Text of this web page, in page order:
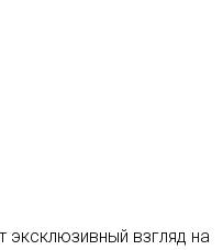
эксклюзивный взгляд на